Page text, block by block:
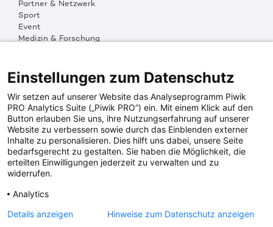
Partner & Netzwerk
Sport
Event
Medizin & Forschung
Multimedia
Social Media
PRESSEINFOS
Fotos & Media
Digitale Pressemappen
Patientenaktionen
DKMS SPENDENKONTO
Einstellungen zum Datenschutz
Wir setzen auf unserer Website das Analyseprogramm Piwik
PRO Analytics Suite („Piwik PRO“) ein. Mit einem Klick auf den
Button erlauben Sie uns, ihre Nutzungserfahrung auf unserer
Website zu verbessern sowie durch das Einblenden externer
Inhalte zu personalisieren. Dies hilft uns dabei, unsere Seite
bedarfsgerecht zu gestalten. Sie haben die Möglichkeit, die
erteilten Einwilligungen jederzeit zu verwalten und zu
widerrufen.
Analytics
Details anzeigen
Hinweise zum Datenschutz anzeigen